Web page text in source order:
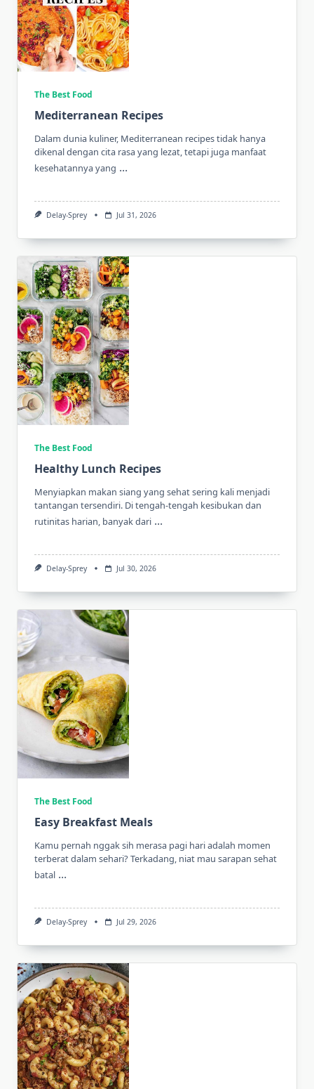
The Best Food
Mediterranean Recipes
Dalam dunia kuliner, Mediterranean recipes tidak hanya
dikenal dengan cita rasa yang lezat, tetapi juga manfaat
kesehatannya yang ...
Delay-Sprey Jul 31, 2026
The Best Food
Healthy Lunch Recipes
Menyiapkan makan siang yang sehat sering kali menjadi
tantangan tersendiri. Di tengah-tengah kesibukan dan
rutinitas harian, banyak dari ...
Delay-Sprey Jul 30, 2026
The Best Food
Easy Breakfast Meals
Kamu pernah nggak sih merasa pagi hari adalah momen
terberat dalam sehari? Terkadang, niat mau sarapan sehat
batal ...
Delay-Sprey Jul 29, 2026